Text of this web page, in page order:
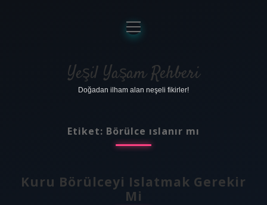
Anasayfa
Gizlilik Politikası
Yasal Uyarı
menüyü
aç
Yeşil Yaşam Rehberi
Doğadan ilham alan neşeli fikirler!
Etiket: Börülce ıslanır mı
Kuru Börülceyi Islatmak Gerekir
Mi